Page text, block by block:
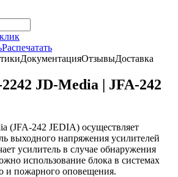
Распечатать
ДокументацияОтзывыДоставка
JD-Media | JFA-242
(JFA-242 JEDIA) осуществляет
выходного напряжения усилителей
усилитель в случае обнаружения
использование блока в системах
и пожарного оповещения.